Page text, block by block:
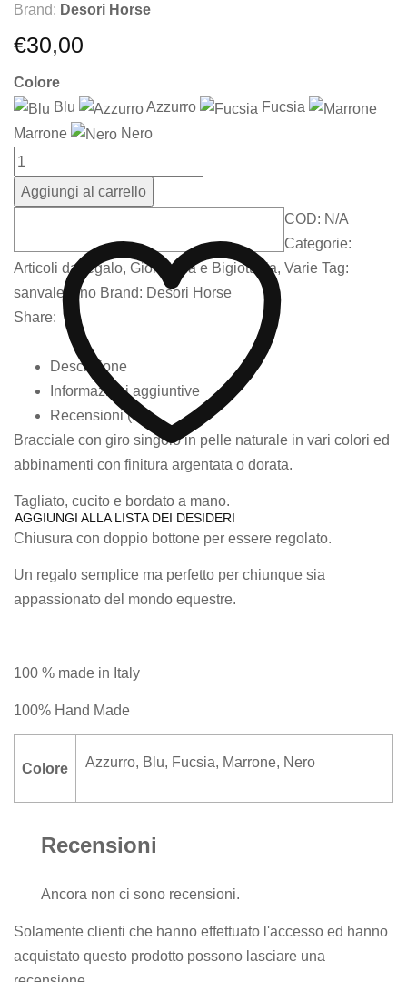
Brand: Desori Horse
€30,00
Colore
Blu
Azzurro
Fucsia
Marrone
Nero
Aggiungi al carrello
AGGIUNGI ALLA LISTA DEI DESIDERI
COD: N/A
Categorie:
Articoli da regalo, Gioielleria e Bigiotteria, Varie Tag:
sanvalentino Brand: Desori Horse
Share:
Descrizione
Informazioni aggiuntive
Recensioni (0)
Bracciale con giro singolo in pelle naturale in vari colori ed
abbinamenti con finitura argentata o dorata.
Tagliato, cucito e bordato a mano.
Chiusura con doppio bottone per essere regolato.
Un regalo semplice ma perfetto per chiunque sia
appassionato del mondo equestre.
100 % made in Italy
100% Hand Made
Colore Azzurro, Blu, Fucsia, Marrone, Nero
Recensioni
Ancora non ci sono recensioni.
Solamente clienti che hanno effettuato l'accesso ed hanno
acquistato questo prodotto possono lasciare una